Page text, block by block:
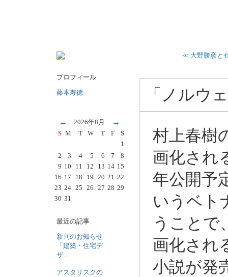
プロフィール
藤本寿徳
← 2026年8月 →
S M T W T F
S
1
2
3 4 5 6 7
8
9 10 11 12 13 14 15
16 17 18 19 20 21 22
23 24 25 26 27 28 29
30 31
最近の記事
新刊のお知らせ-
「建築・住宅デ
ザ ..
アスタリスクの
≪ 大野勝彦と
「ノルウ
村上春樹
画化され
年公開予
いうベト
うことで
画化され
小説が発